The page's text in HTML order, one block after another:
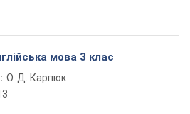
мова 3 клас
О. Д. Карпюк